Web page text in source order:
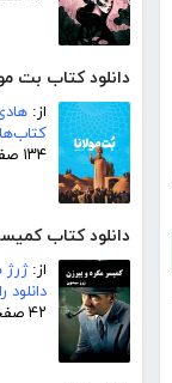
دانلود کتاب بت
از:
۱۳۴ صفحه
دانلود کتاب
از:
دانلود
۴۲ صفحه